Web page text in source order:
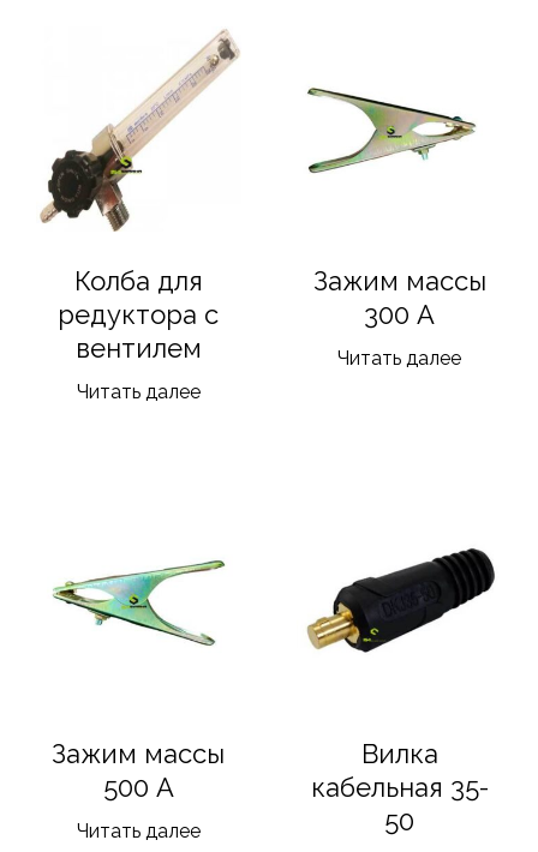
Колба для
редуктора с
вентилем
Читать далее
Зажим массы
300 А
Читать далее
Зажим массы
500 А
Читать далее
Вилка
кабельная 35-
50